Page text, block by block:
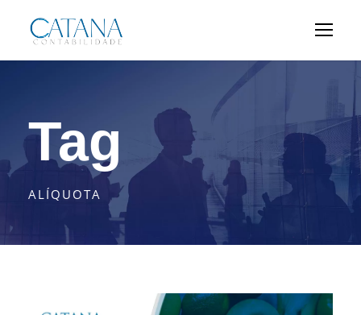
Tag
ALÍQUOTA